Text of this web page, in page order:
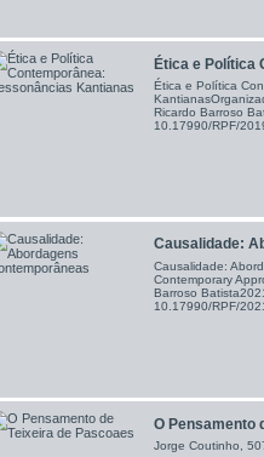
Ética e Política
Ética e Política
Ricardo Barroso
10.17990/RPF/
Causalidade:
Causalidade:
Contemporary
Barroso
10.17990/RPF/
O Pensamento
Jorge Coutinho,